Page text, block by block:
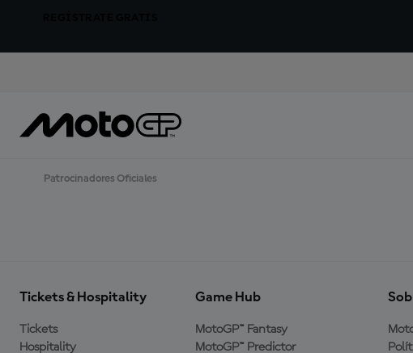
Patrocinadores Oficiales
Tickets & Hospitality
Tickets
Hospitality
Game Hub
MotoGP™ Fantasy
MotoGP™ Predictor